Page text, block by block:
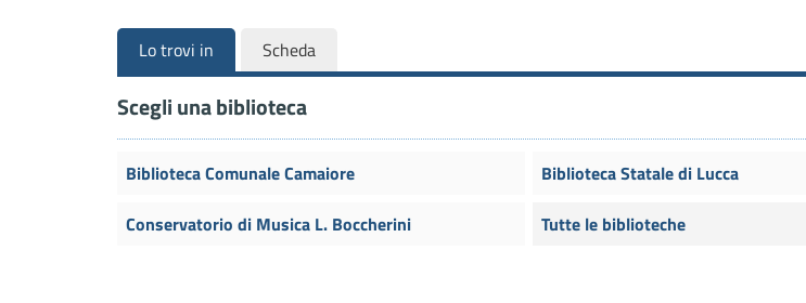
Lo trovi in Scheda
Scegli una biblioteca
Biblioteca Comunale Camaiore
Biblioteca Statale di Lucca
Conservatorio di Musica L. Boccherini
Tutte le biblioteche